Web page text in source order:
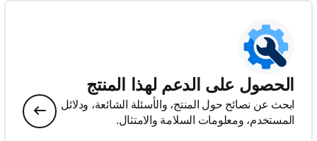
الحصول على الدعم لهذا المنتج
ابحث عن نصائح حول المنتج، والأسئلة الشائعة، ودلائل
المستخدم، ومعلومات السلامة والامتثال.